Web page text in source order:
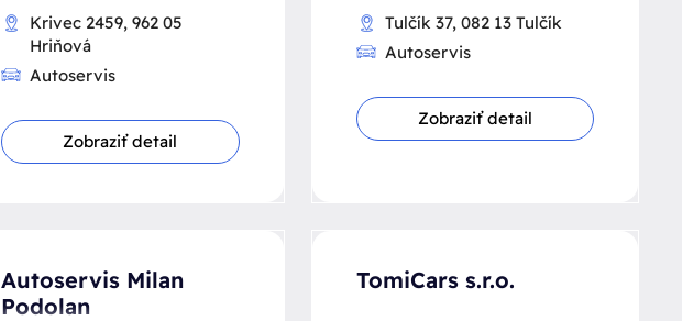
Krivec 2459, 962 05
Hriňová
Autoservis
Zobraziť detail
Tulčík 37, 082 13 Tulčík
Autoservis
Zobraziť detail
Autoservis Milan
Podolan
TomiCars s.r.o.